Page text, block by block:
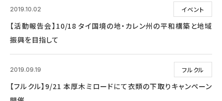
イベント
2019.10.02
【活動報告会】10/18 タイ国境の地・カレン州の平和構築と地域
振興を目指して
フルクル
2019.09.19
【フルクル】9/21 本厚木ミロードにて衣類の下取りキャンペーン